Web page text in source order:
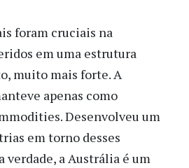
foram cruciais na
em uma estrutura
muito mais forte. A
apenas como
Desenvolveu um
em torno desses
verdade, a Austrália é um